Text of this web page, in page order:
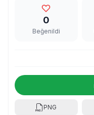
0
Beğenildi
PNG